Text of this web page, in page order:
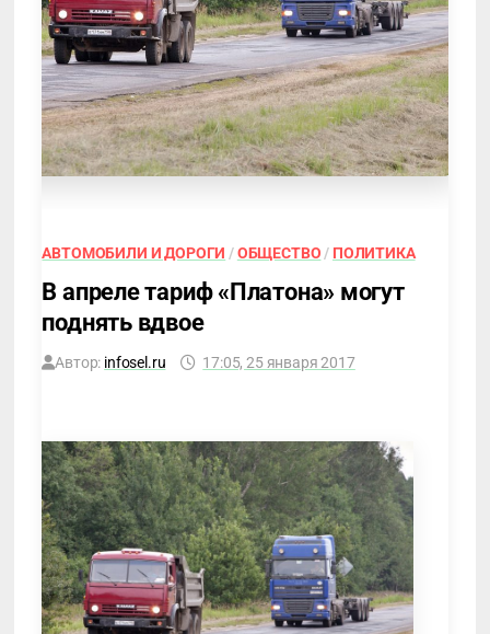
АВТОМОБИЛИ И ДОРОГИ /ОБЩЕСТВО / ПОЛИТИКА
В апреле тариф «Платона» могут
поднять вдвое
Автор: infosel.ru 17:05, 25 января 2017